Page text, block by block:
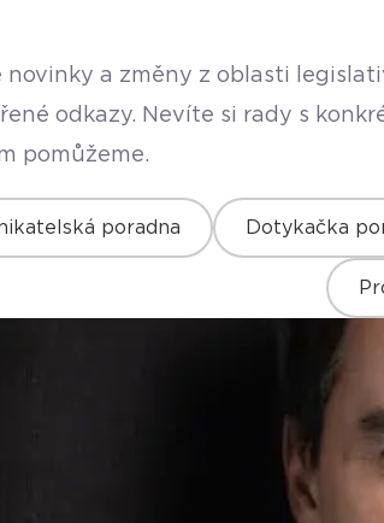
novinky a změny z oblasti
odkazy. Nevíte si rady s
pomůžeme.
poradna Dotykačka